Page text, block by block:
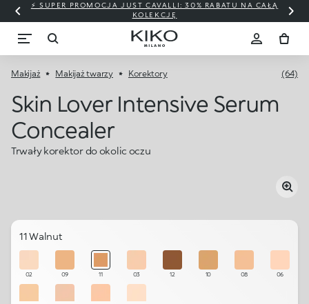
⚡ SUPER PROMOCJA JUST CAVALLI: 30% RABATU NA CAŁĄ
KOLEKCJĘ
Makijaż Makijaż twarzy Korektory (64)
Skin Lover Intensive Serum
Concealer
Trwały korektor do okolic oczu
11 Walnut
02 09 11 03 12 10 08 06